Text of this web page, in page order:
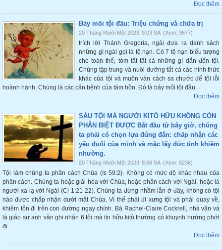
Đọc thêm
Bảy mối tội đầu: Triệu chứng và chữa trị
20 Tháng Mười Một 2023 9:03 SA (Xem: 9677)
trích lời Thánh Gregoria, ngài đưa ra danh sách
những gì ngài gọi là tệ nạn. Có 7 tệ nạn biểu tượng
cho toàn thể, tóm tắt tất cả những gì dẫn đến tội.
Chúng tập trung và nuôi dưỡng tất cả các hình thức
khác của tội và muôn vàn cách sa chước để tội lỗi
hoành hành. Chúng là các căn bệnh của tâm hồn. Đó là bảy mối tội đầu.
Đọc thêm
SÁU TỘI MÀ NGƯỜI KITÔ HỮU KHÔNG CÒN
PHÂN BIỆT ĐƯỢC Bắt đầu từ bây giờ, chúng
ta phải có chọn lựa đúng đắn: chấp nhận các
yếu đuối của mình và mặc lấy đức tính khiêm
nhường.
20 Tháng Mười Một 2023 8:58 SA (Xem: 8236)
Tội làm chúng ta phân cách Chúa (Is 59:2). Không có mức độ khác nhau của
phân cách. Chúng ta hoặc giải hòa với Chúa, hoặc phân cách với Ngài, hoặc là
người xa lạ với Ngài (Cl 1:21-22). Chúng ta đừng nhầm lẫn ở đây, không có tội
nào được chấp nhận dưới mắt Chúa. Vì thế phải đi xưng tội và phải quay về,
khiêm tốn đi trên con đường ngay chính. Bà Rachel-Claire Cockrell, nhà văn và
là giáo sư anh văn ghi nhận 6 tội mà tín hữu kitô thường có khuynh hướng phớt
đi.
Đọc thêm